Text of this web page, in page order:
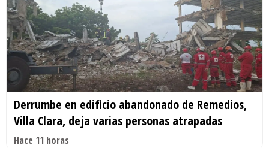
Derrumbe en edificio abandonado de Remedios,
Villa Clara, deja varias personas atrapadas
Hace 11 horas